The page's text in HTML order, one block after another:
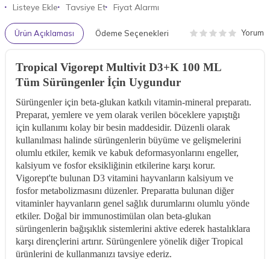
Listeye Ekle Tavsiye Et Fiyat Alarmı
Ürün Açıklaması Ödeme Seçenekleri Yorum
Tropical Vigorept Multivit D3+K 100 ML
Tüm Sürüngenler İçin Uygundur
Sürüngenler için beta-glukan katkılı vitamin-mineral preparatı.
Preparat, yemlere ve yem olarak verilen böceklere yapıştığı
için kullanımı kolay bir besin maddesidir. Düzenli olarak
kullanılması halinde sürüngenlerin büyüme ve gelişmelerini
olumlu etkiler, kemik ve kabuk deformasyonlarını engeller,
kalsiyum ve fosfor eksikliğinin etkilerine karşı korur.
Vigorept'te bulunan D3 vitamini hayvanların kalsiyum ve
fosfor metabolizmasını düzenler. Preparatta bulunan diğer
vitaminler hayvanların genel sağlık durumlarını olumlu yönde
etkiler. Doğal bir immunostimülan olan beta-glukan
sürüngenlerin bağışıklık sistemlerini aktive ederek hastalıklara
karşı dirençlerini artırır. Sürüngenlere yönelik diğer Tropical
ürünlerini de kullanmanızı tavsiye ederiz.